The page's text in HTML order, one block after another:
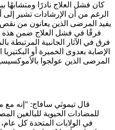
الرغم من أن الإرشادات تشير إلى
يفيد المرضى الذين يعانون من نقص
فرقًا في فشل العلاج ضمن هذه
فرق في الآثار الجانبية المرتبطة
الإصابة بعدوى الخميرة أو
المرضى الذين عولجوا
للمضادات الحيوية للبالغين
في الولايات المتحدة كل عام،